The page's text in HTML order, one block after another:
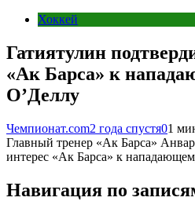
Хоккей
Гатиятулин
«Ак Барса» к
О’Деллу
Чемпионат.com2 года спустя01
Главный тренер «Ак Барса»
интерес «Ак Барса» к
Навигация по